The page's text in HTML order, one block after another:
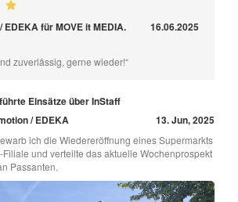
für MOVE it MEDIA.
16.06.2025
zuverlässig, gerne wieder!“
Einsätze über InStaff
/ EDEKA
13. Jun, 2025
ich die Wiedereröffnung eines Supermarkts
und verteilte das aktuelle Wochenprospekt
Passanten.